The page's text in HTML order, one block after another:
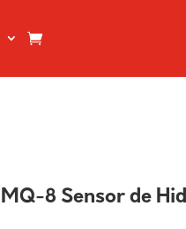
MQ-8 Sensor de